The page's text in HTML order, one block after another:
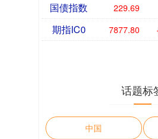
国债指数 229.69
期指IC0 7877.80
话题标
中国